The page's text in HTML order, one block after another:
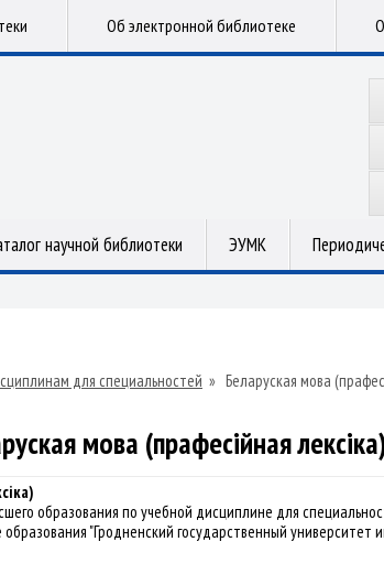
Об электронной библиотеке
научной библиотеки ЭУМК
для специальностей » Беларуская мова
мова (прафесійная
образования по учебной дисциплине для
"Гродненский государственный